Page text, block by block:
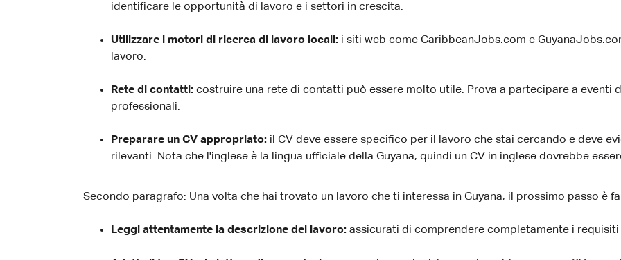
identificare le opportunità di lavoro e i settori in crescita.
Utilizzare i motori di ricerca di lavoro locali: i siti web come CaribbeanJobs.com e
lavoro.
Rete di contatti: costruire una rete di contatti può essere molto utile. Prova a partecipare a eventi
professionali.
Preparare un CV appropriato: il CV deve essere specifico per il lavoro che stai cercando e deve
rilevanti. Nota che l'inglese è la lingua ufficiale della Guyana, quindi un CV in inglese dovrebbe
Secondo paragrafo: Una volta che hai trovato un lavoro che ti interessa in Guyana, il prossimo passo è
Leggi attentamente la descrizione del lavoro: assicurati di comprendere completamente i